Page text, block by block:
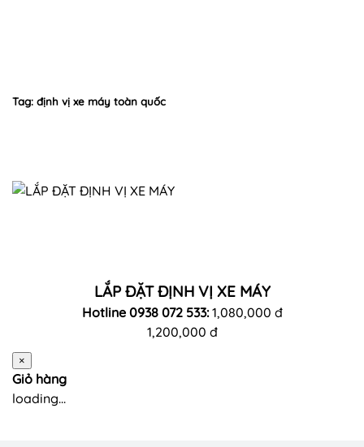
Tag: định vị xe máy toàn quốc
LẮP ĐẶT ĐỊNH VỊ XE MÁY
Hotline 0938 072 533:1,080,000 đ
1,200,000 đ
×
Giỏ hàng
loading...